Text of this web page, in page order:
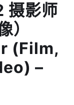
摄影师
）
(Film,
–